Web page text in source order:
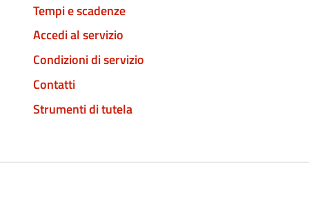
Tempi e scadenze
Accedi al servizio
Condizioni di servizio
Contatti
Strumenti di tutela